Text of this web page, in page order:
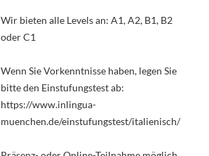
Wir bieten alle Levels an: A1, A2, B1, B2
oder C1
Wenn Sie Vorkenntnisse haben, legen Sie
bitte den Einstufungstest ab:
https://www.inlingua-
muenchen.de/einstufungstest/italienisch/